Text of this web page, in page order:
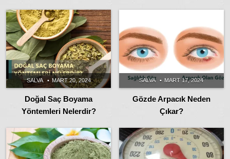
SALVA MART 20, 2024
Doğal Saç Boyama
Yöntemleri Nelerdir?
SALVA MART 17, 2024
Gözde Arpacık Neden
Çıkar?